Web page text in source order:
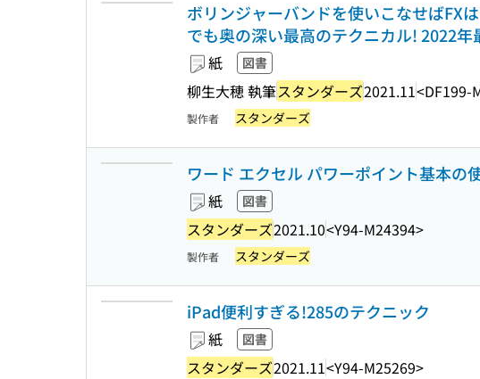
ボリンジャーバンドを使いこなせばFX
でも奥の深い最高のテクニカル! 2022年
紙 図書
柳生大穂 執筆スタンダーズ2021.11<DF199-
製作者 スタンダーズ
ワード エクセル パワーポイント基本の
紙 図書
スタンダーズ2021.10<Y94-M24394>
製作者 スタンダーズ
iPad便利すぎる!285のテクニック
紙 図書
スタンダーズ2021.11<Y94-M25269>